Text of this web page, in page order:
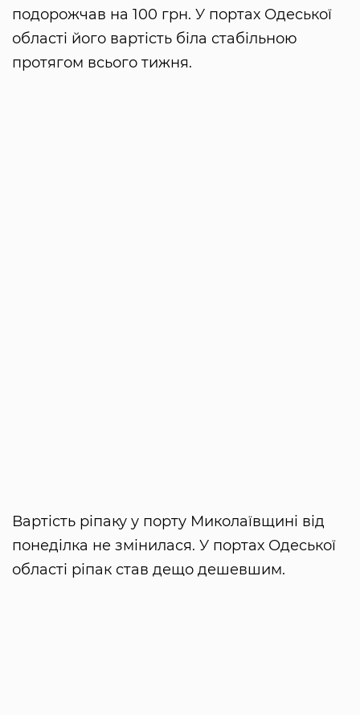
подорожчав на 100 грн. У портах Одеської
області його вартість біла стабільною
протягом всього тижня.
Вартість ріпаку у порту Миколаївщині від
понеділка не змінилася. У портах Одеської
області ріпак став дещо дешевшим.